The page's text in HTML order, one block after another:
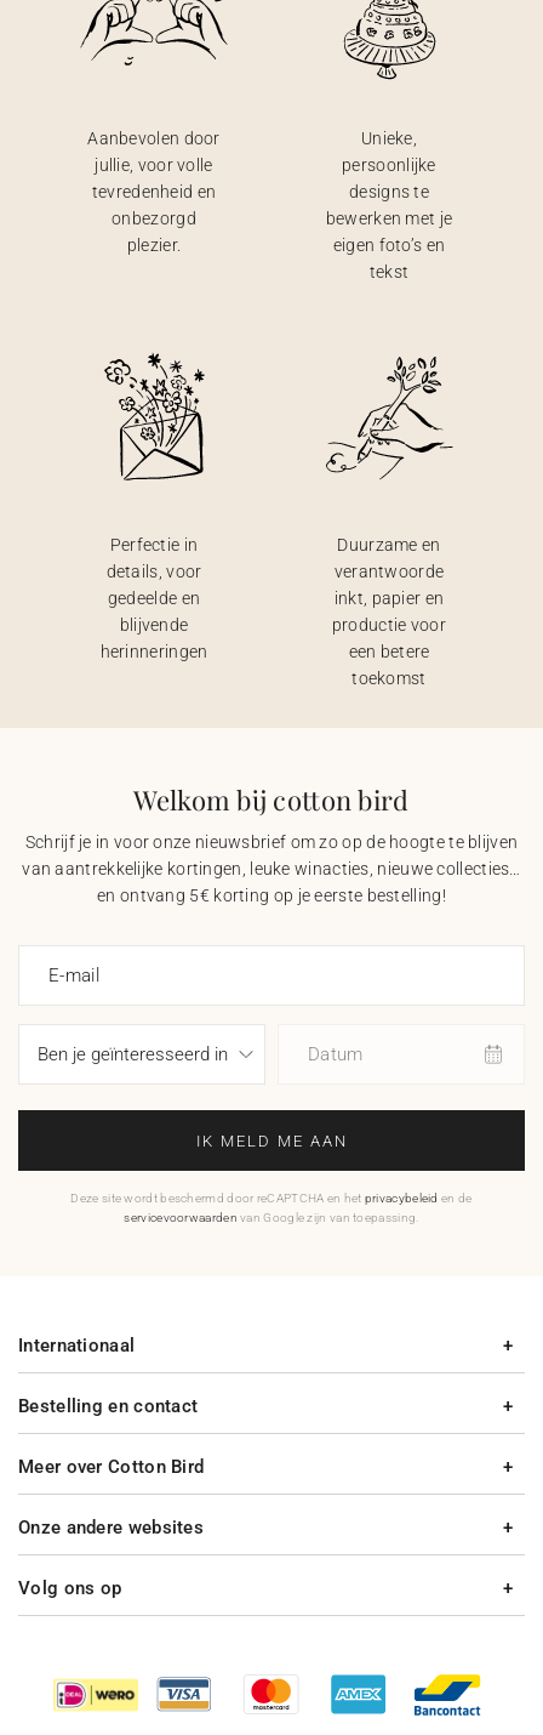
Aanbevolen door
jullie, voor volle
tevredenheid en
onbezorgd
plezier.
Unieke,
persoonlijke
designs te
bewerken met je
eigen foto’s en
tekst
Perfectie in
details, voor
gedeelde en
blijvende
herinneringen
Duurzame en
verantwoorde
inkt, papier en
productie voor
een betere
toekomst
Welkom bij cotton bird
Schrijf je in voor onze nieuwsbrief om zo op de hoogte te blijven
van aantrekkelijke kortingen, leuke winacties, nieuwe collecties…
en ontvang 5€ korting op je eerste bestelling!
E-mail
Datum
IK MELD ME AAN
Deze site wordt beschermd door reCAPTCHA en het privacybeleid en de
servicevoorwaarden van Google zijn van toepassing.
Bestelling en contact
Meer over Cotton Bird
Internationaal
Onze andere websites
Volg ons op